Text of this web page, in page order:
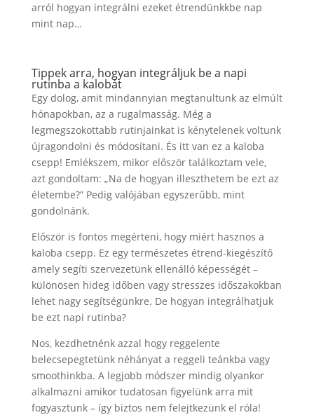
arról hogyan integrálni ezeket étrendünkkbe nap
mint nap…
Tippek arra, hogyan integráljuk be a napi
rutinba a kalobát
Egy dolog, amit mindannyian megtanultunk az elmúlt
hónapokban, az a rugalmasság. Még a
legmegszokottabb rutinjainkat is kénytelenek voltunk
újragondolni és módosítani. És itt van ez a kaloba
csepp! Emlékszem, mikor először találkoztam vele,
azt gondoltam: „Na de hogyan illeszthetem be ezt az
életembe?” Pedig valójában egyszerűbb, mint
gondolnánk.
Először is fontos megérteni, hogy miért hasznos a
kaloba csepp. Ez egy természetes étrend-kiegészítő
amely segíti szervezetünk ellenálló képességét –
különösen hideg időben vagy stresszes időszakokban
lehet nagy segítségünkre. De hogyan integrálhatjuk
be ezt napi rutinba?
Nos, kezdhetnénk azzal hogy reggelente
belecsepegtetünk néhányat a reggeli teánkba vagy
smoothinkba. A legjobb módszer mindig olyankor
alkalmazni amikor tudatosan figyelünk arra mit
fogyasztunk – így biztos nem felejtkezünk el róla!